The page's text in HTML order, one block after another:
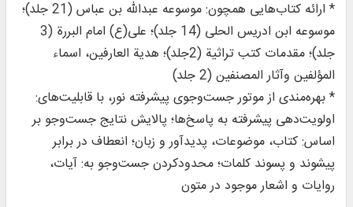
* ارائه کتاب‌هایی همچون: موسوعه عبدالله بن عباس (21 جلد)؛
موسوعه ابن ادریس الحلی (14 جلد)؛ علی(ع) امام البررة (3
جلد)؛ مقدمات کتب تراثیة (2جلد)؛ هدیة العارفین، اسماء
المؤلفین وآثار المصنفین (2 جلد)
* بهره‌مندی از موتور جست‌وجوی پیشرفته نور، با قابلیت‌های:
اولویت‌دهی پیشرفته به پاسخ‌ها؛ پالایش نتایج جست‌وجو بر
اساس: کتاب، موضوعات، پدیدآور و زبان؛ انعطاف در برابر
پیشوند و پسوند کلمات؛ محدودکردن جست‌وجو به: آیات،
روایات و اشعار موجود در متون